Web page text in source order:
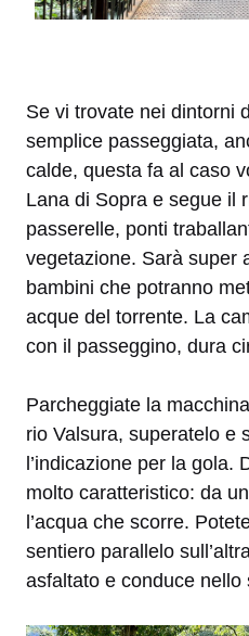
Se vi trovate nei dintorni
semplice passeggiata,
calde, questa fa al caso
Lana di Sopra e segue il
passerelle, ponti
vegetazione. Sarà super
bambini che potranno
acque del torrente. La
con il passeggino, dura
Parcheggiate la
rio Valsura, superatelo e
l’indicazione per la gola.
molto caratteristico: da
l’acqua che scorre.
sentiero parallelo
asfaltato e conduce nello